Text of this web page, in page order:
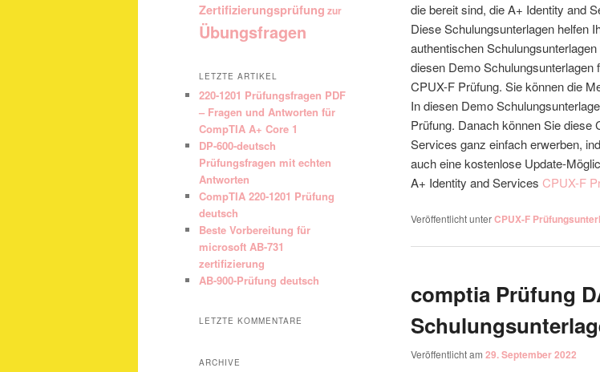
die bereit sind, die A+ Identity and
Diese Schulungsunterlagen helfen
authentischen
diesen Demo
CPUX-F Prüfung. Sie können die
In diesen Demo
Prüfung. Danach können Sie diese
Services ganz einfach erwerben,
auch eine kostenlose Update-
A+ Identity and Services CPUX-F
Veröffentlicht unterCPUX-F
comptia Prüfung
Veröffentlicht am 29. September 2022
Zertifizierungsprüfung zur
Übungsfragen
LETZTE ARTIKEL
220-1201 Prüfungsfragen PDF
– Fragen und Antworten für
CompTIA A+ Core 1
DP-600-deutsch
Prüfungsfragen mit echten
Antworten
CompTIA 220-1201 Prüfung
deutsch
Beste Vorbereitung für
microsoft AB-731
zertifizierung
AB-900-Prüfung deutsch
LETZTE KOMMENTARE
ARCHIVE